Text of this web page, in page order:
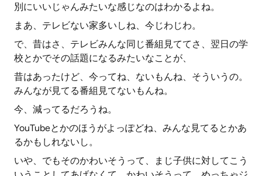
別にいいじゃんみたいな感じなのはわかるよね。
まあ、テレビない家多いしね、今じわじわ。
で、昔はさ、テレビみんな同じ番組見ててさ、翌日の学
校とかでその話題になるみたいなことが、
昔はあったけど、今ってね、ないもんね、そういうの。
みんなが見てる番組見てないもんね。
今、減ってるだろうね。
YouTubeとかのほうがよっぽどね、みんな見てるとかあ
るかもしれないし。
いや、でもそのかわいそうって、まじ子供に対してこう